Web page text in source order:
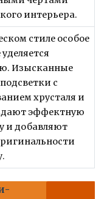
интерьера.
стиле особое
Изысканные
с
хрусталя и
эффектную
и добавляют